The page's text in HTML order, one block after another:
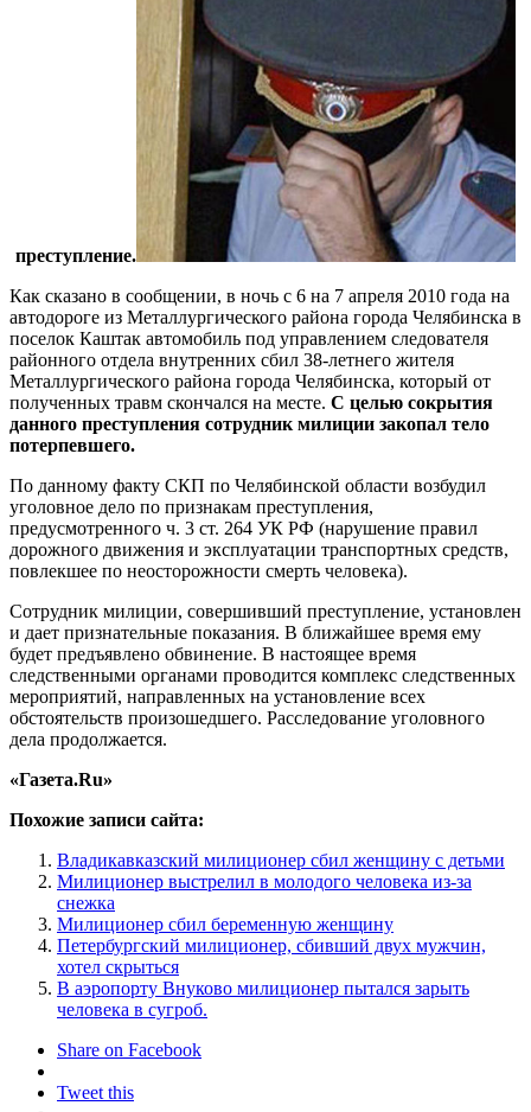
преступление.
Как сказано в сообщении, в ночь с 6 на 7 апреля 2010 года на
автодороге из Металлургического района города Челябинска в
поселок Каштак автомобиль под управлением следователя
районного отдела внутренних сбил 38-летнего жителя
Металлургического района города Челябинска, который от
полученных травм скончался на месте. С целью сокрытия
данного преступления сотрудник милиции закопал тело
потерпевшего.
По данному факту СКП по Челябинской области возбудил
уголовное дело по признакам преступления,
предусмотренного ч. 3 ст. 264 УК РФ (нарушение правил
дорожного движения и эксплуатации транспортных средств,
повлекшее по неосторожности смерть человека).
Сотрудник милиции, совершивший преступление, установлен
и дает признательные показания. В ближайшее время ему
будет предъявлено обвинение. В настоящее время
следственными органами проводится комплекс следственных
мероприятий, направленных на установление всех
обстоятельств произошедшего. Расследование уголовного
дела продолжается.
«Газета.Ru»
Похожие записи сайта:
Владикавказский милиционер сбил женщину с детьми
Милиционер выстрелил в молодого человека из-за
снежка
Милиционер сбил беременную женщину
Петербургский милиционер, сбивший двух мужчин,
хотел скрыться
В аэропорту Внуково милиционер пытался зарыть
человека в сугроб.
Share on Facebook
Tweet this